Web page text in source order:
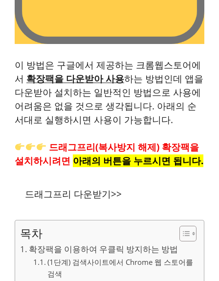
이 방법은 구글에서 제공하는 크롬웹스토어에
서 확장팩을 다운받아 사용하는 방법인데 앱을
다운받아 설치하는 일반적인 방법으로 사용에
어려움은 없을 것으로 생각됩니다. 아래의 순
서대로 실행하시면 사용이 가능합니다.
드래그프리(복사방지 해제) 확장팩을
설치하시려면 아래의 버튼을 누르시면 됩니다.
드래그프리 다운받기>>
목차
확장팩을 이용하여 우클릭 방지하는 방법
(1단계) 검색사이트에서 Chrome 웹 스토어를
검색